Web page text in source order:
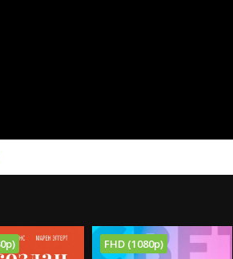
FHD (1080p)